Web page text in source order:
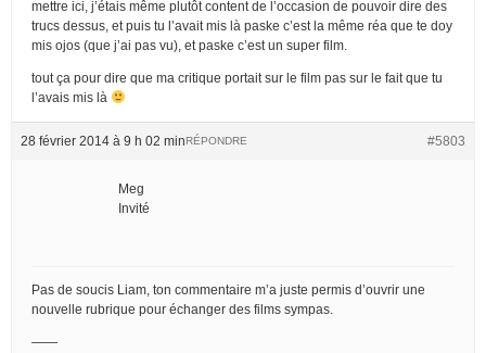
mettre ici, j’étais même plutôt content de l’occasion de pouvoir dire des
trucs dessus, et puis tu l’avait mis là paske c’est la même réa que te doy
mis ojos (que j’ai pas vu), et paske c’est un super film.
tout ça pour dire que ma critique portait sur le film pas sur le fait que tu
l’avais mis là
28 février 2014 à 9 h 02 min #5803
RÉPONDRE
Meg
Invité
Pas de soucis Liam, ton commentaire m’a juste permis d’ouvrir une
nouvelle rubrique pour échanger des films sympas.
——